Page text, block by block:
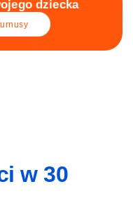
dziecka
w 30